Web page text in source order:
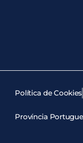
Política de Cookies
Província